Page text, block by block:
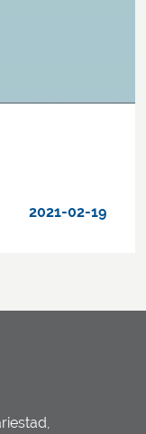
2021-02-19